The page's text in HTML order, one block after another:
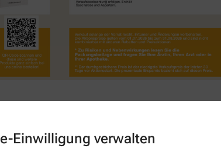
Einwilligung verwalten